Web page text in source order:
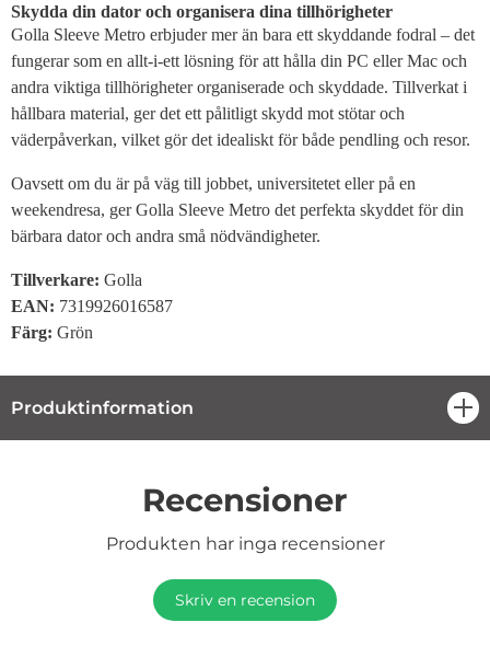
Skydda din dator och organisera dina tillhörigheter
Golla Sleeve Metro erbjuder mer än bara ett skyddande fodral – det
fungerar som en allt-i-ett lösning för att hålla din PC eller Mac och
andra viktiga tillhörigheter organiserade och skyddade. Tillverkat i
hållbara material, ger det ett pålitligt skydd mot stötar och
väderpåverkan, vilket gör det idealiskt för både pendling och resor.
Oavsett om du är på väg till jobbet, universitetet eller på en
weekendresa, ger Golla Sleeve Metro det perfekta skyddet för din
bärbara dator och andra små nödvändigheter.
Tillverkare: Golla
EAN: 7319926016587
Färg: Grön
Produktinformation
Recensioner
Produkten har inga recensioner
Skriv en recension